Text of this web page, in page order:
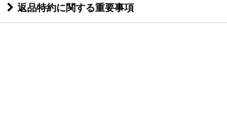
返品特約に関する重要事項